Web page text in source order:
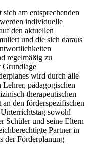
am entsprechenden
individuelle
den aktuellen
und die sich daraus
regelmäßig zu
Grundlage
wird durch alle
pädagogischen
therapeutischen
den förderspezifischen
sowohl
Schüler und seine Eltern
Partner in
der Förderplanung